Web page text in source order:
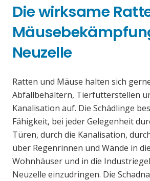
Die wirksame
Neuzelle
Ratten und Mäuse halten sich
Abfallbehältern, Tierfutterstellen
Kanalisation auf. Die Schädlinge
Fähigkeit, bei jeder Gelegenheit
Türen, durch die Kanalisation,
über Regenrinnen und Wände in
Wohnhäuser und in die
Neuzelle einzudringen. Die